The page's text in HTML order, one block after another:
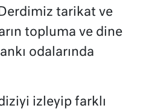
tarikat ve
topluma ve dine
odalarında
izleyip farklı